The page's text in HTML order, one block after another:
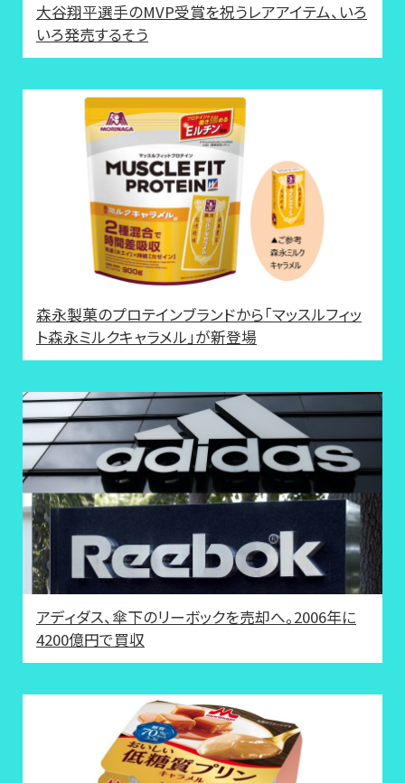
大谷翔平選手のMVP受賞を祝うレアアイテム、いろ
いろ発売するそう
森永製菓のプロテインブランドから「マッスルフィッ
ト森永ミルクキャラメル」が新登場
アディダス、傘下のリーボックを売却へ。2006年に
4200億円で買収